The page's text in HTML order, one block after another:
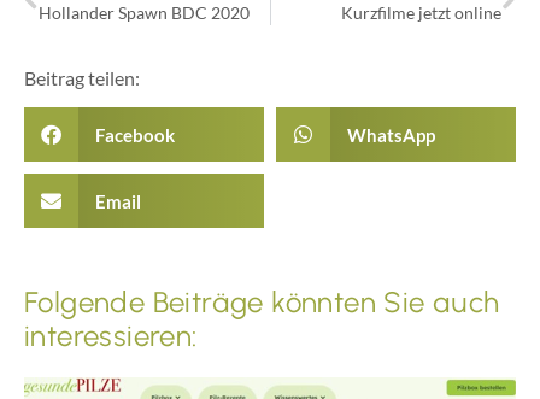
Hollander Spawn BDC 2020 Kurzfilme jetzt online
Beitrag teilen:
Facebook WhatsApp
Email
Folgende Beiträge könnten Sie auch
interessieren: